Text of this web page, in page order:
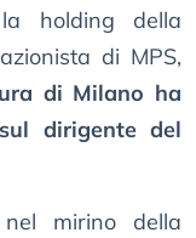
holding della
di MPS,
di Milano ha
dirigente del
mirino della